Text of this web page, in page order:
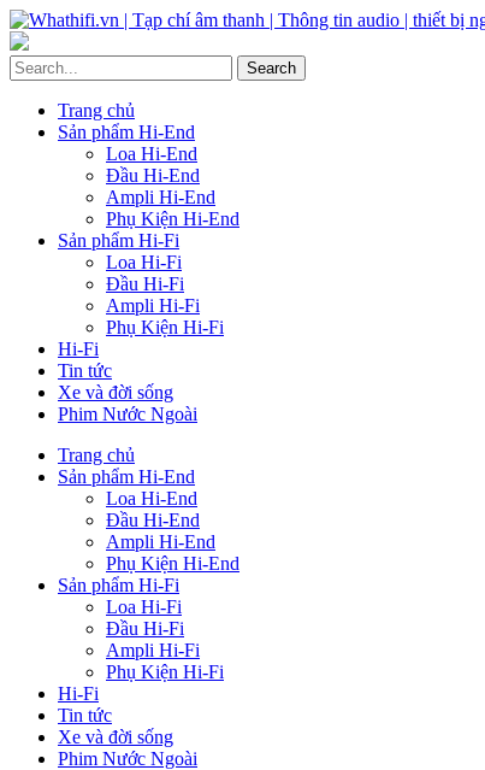
Trang chủ
Sản phẩm Hi-End
Loa Hi-End
Đầu Hi-End
Ampli Hi-End
Phụ Kiện Hi-End
Sản phẩm Hi-Fi
Loa Hi-Fi
Đầu Hi-Fi
Ampli Hi-Fi
Phụ Kiện Hi-Fi
Hi-Fi
Tin tức
Xe và đời sống
Phim Nước Ngoài
Trang chủ
Sản phẩm Hi-End
Loa Hi-End
Đầu Hi-End
Ampli Hi-End
Phụ Kiện Hi-End
Sản phẩm Hi-Fi
Loa Hi-Fi
Đầu Hi-Fi
Ampli Hi-Fi
Phụ Kiện Hi-Fi
Hi-Fi
Tin tức
Xe và đời sống
Phim Nước Ngoài